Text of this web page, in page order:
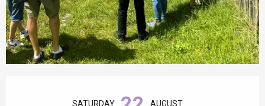
SATURDAY AUGUST